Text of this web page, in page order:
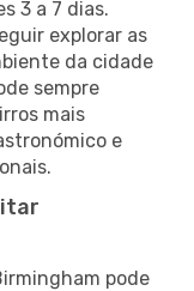
3 a 7 dias.
explorar as
da cidade
sempre
mais
e
pode